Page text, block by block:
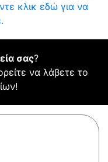
κλικ εδώ για να
σας?
να λάβετε το